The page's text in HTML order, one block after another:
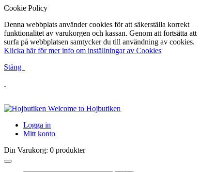
Cookie Policy
Denna webbplats använder cookies för att säkerställa korrekt
funktionalitet av varukorgen och kassan. Genom att fortsätta att
surfa på webbplatsen samtycker du till användning av cookies.
Klicka här för mer info om inställningar av Cookies
Stäng
Welcome to Hojbutiken
Logga in
Mitt konto
Din Varukorg: 0 produkter